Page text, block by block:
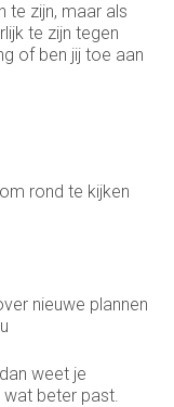
te zijn, maar als
te zijn tegen
of ben jij toe aan
rond te kijken
nieuwe plannen
weet je
beter past.